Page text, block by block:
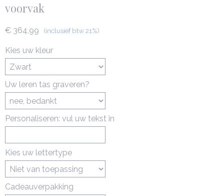
voorvak
€ 364,99 (inclusief btw 21%)
Kies uw kleur
Uw leren tas graveren?
Personaliseren: vul uw tekst in
Kies uw lettertype
Cadeauverpakking